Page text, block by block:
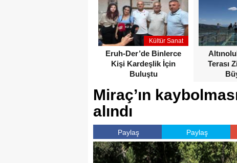
Kültür Sanat
Eruh-Der’de Binlerce
Kişi Kardeşlik İçin
Buluştu
Terası
Miraç’ın
alındı
Paylaş Paylaş